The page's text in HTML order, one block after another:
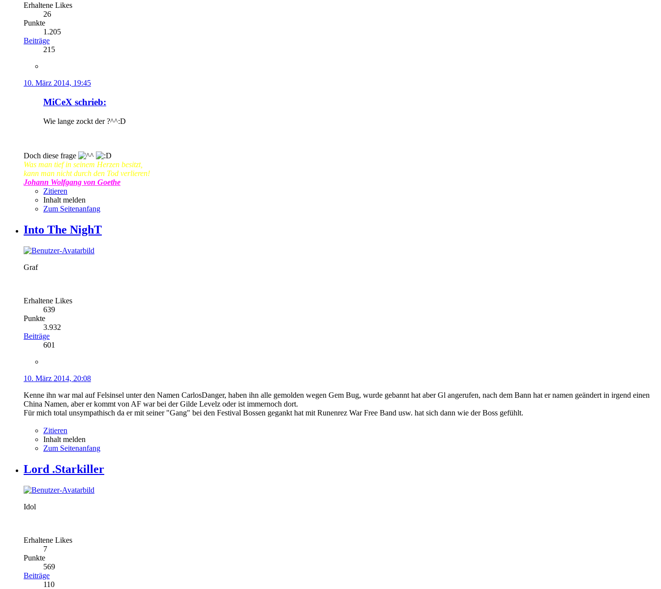
Erhaltene Likes
26
Punkte
1.205
Beiträge
215
10. März 2014, 19:45
MiCeX schrieb:
Wie lange zockt der ?^^:D
Doch diese frage
Was man tief in seinem Herzen besitzt,
kann man nicht durch den Tod verlieren!
Johann Wolfgang von Goethe
Zitieren
Inhalt melden
Zum Seitenanfang
Into The NighT
Graf
Erhaltene Likes
639
Punkte
3.932
Beiträge
601
10. März 2014, 20:08
Kenne ihn war mal auf Felsinsel unter den Namen CarlosDanger, haben ihn alle gemolden wegen Gem Bug, wurde gebannt hat aber Gl angerufen, nach dem Bann hat er namen geändert in irgend einen
China Namen, aber er kommt von AF war bei der Gilde Levelz oder ist immernoch dort.
Für mich total unsympathisch da er mit seiner "Gang" bei den Festival Bossen gegankt hat mit Runenrez War Free Band usw. hat sich dann wie der Boss gefühlt.
Zitieren
Inhalt melden
Zum Seitenanfang
Lord .Starkiller
Idol
Erhaltene Likes
7
Punkte
569
Beiträge
110